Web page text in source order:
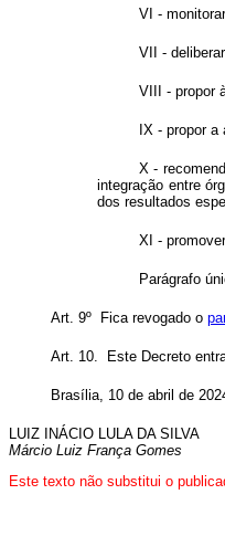
VI -
VII -
VIII - propor
IX - propor
X -
integração entre
dos resultados
XI -
Parágrafo
Art. 9º Fica revogado o
Art. 10. Este Decreto
Brasília, 10 de abril de
LUIZ INÁCIO LULA DA SILVA
Márcio Luiz França Gomes
Este texto não substitui o